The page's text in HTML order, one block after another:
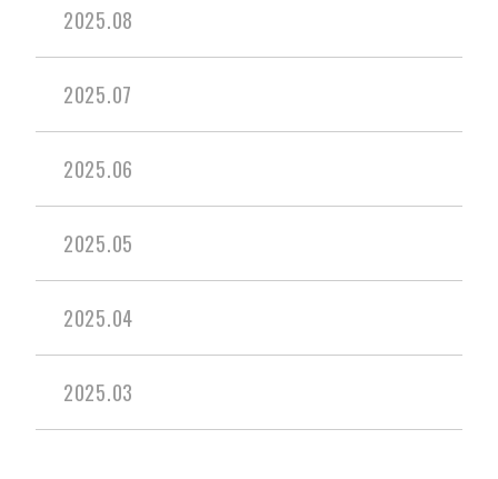
2025.08
2025.07
2025.06
2025.05
2025.04
2025.03